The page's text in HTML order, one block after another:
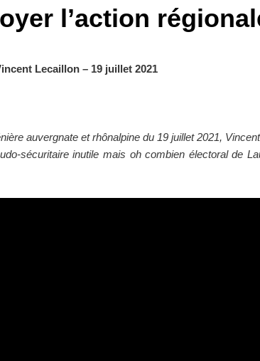
l’action
Lecaillon – 19 juillet 2021
auvergnate et rhônalpine du 19 juillet 2021,
sécuritaire inutile mais oh combien électoral de